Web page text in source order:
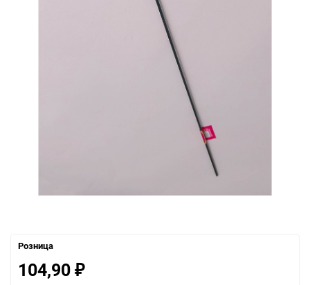
Розница
104,90 ₽